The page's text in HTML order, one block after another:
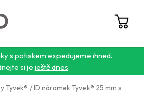
s potiskem expedujeme ihned.
si je ještě dnes.
Hledat
Tyvek® /ID náramek Tyvek® 25 mm s